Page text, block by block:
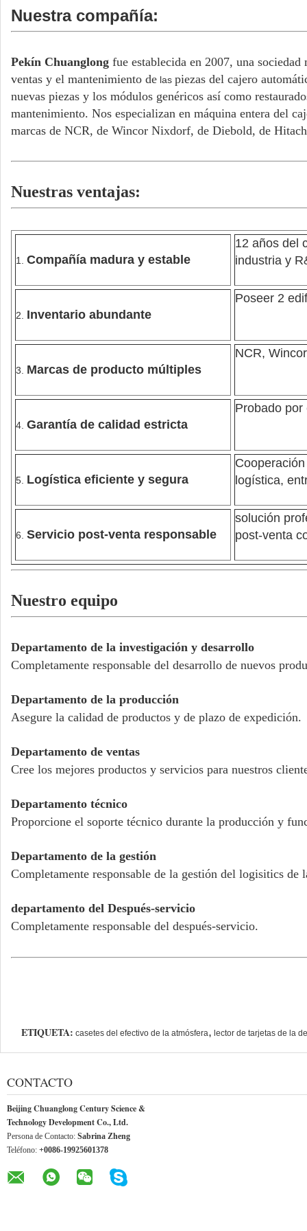
Nuestra compañía:
Pekín Chuanglong fue establecida en 2007, una
ventas y el mantenimiento de las piezas del cajero
nuevas piezas y los módulos genéricos así como
mantenimiento. Nos especializan en máquina entera del
marcas de NCR, de Wincor Nixdorf, de Diebold, de
Nuestras ventajas:
1. Compañía madura y estable
12 años del
industria y
2. Inventario abundante
Poseer 2
3. Marcas de producto múltiples
NCR,
4. Garantía de calidad estricta
Probado
5. Logística eficiente y segura
logística,
6. Servicio post-venta responsable
solución
post-venta
Nuestro equipo
Departamento de la investigación y desarrollo
Completamente responsable del desarrollo de nuevos
Departamento de la producción
Asegure la calidad de productos y de plazo de expedición.
Departamento de ventas
Cree los mejores productos y servicios para nuestros
Departamento técnico
Proporcione el soporte técnico durante la producción y
Departamento de la gestión
Completamente responsable de la gestión del logisitics de
departamento del Después-servicio
Completamente responsable del después-servicio.
ETIQUETA: casetes del efectivo de la atmósfera, lector de tarjetas de la
CONTACTO
Beijing Chuanglong Century Science &
Technology Development Co., Ltd.
Persona de Contacto: Sabrina Zheng
Teléfono: +0086-19925601378